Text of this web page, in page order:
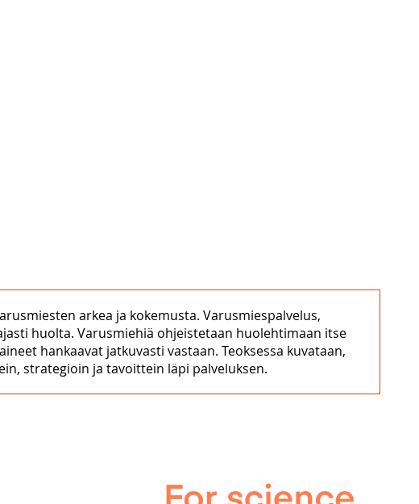
arkea ja kokemusta. Varusmiespalvelus,
huolta. Varusmiehiä ohjeistetaan huolehtimaan itse
hankaavat jatkuvasti vastaan. Teoksessa kuvataan,
strategioin ja tavoittein läpi palveluksen.